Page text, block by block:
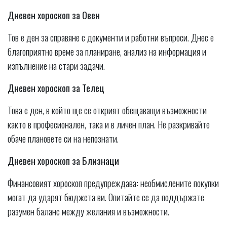
Дневен хороскоп за Овен
Тов е ден за справяне с документи и работни въпроси. Днес е
благоприятно време за планиране, анализ на информация и
изпълнение на стари задачи.
Дневен хороскоп за Телец
Това е ден, в който ще се открият обещаващи възможности
както в професионален, така и в личен план. Не разкривайте
обаче плановете си на непознати.
Дневен хороскоп за Близнаци
Финансовият хороскоп предупреждава: необмислените покупки
могат да ударят бюджета ви. Опитайте се да поддържате
разумен баланс между желания и възможности.